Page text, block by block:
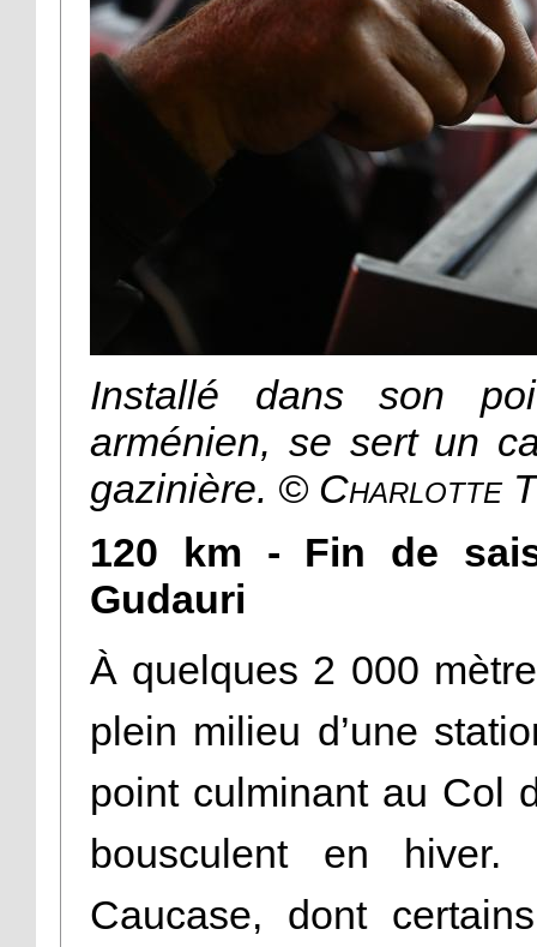
Installé dans son
arménien, se sert un
gazinière. © Charlotte
120 km - Fin de
Gudauri
À quelques 2 000
plein milieu d’une
point culminant au Col
bousculent en hiver.
Caucase, dont